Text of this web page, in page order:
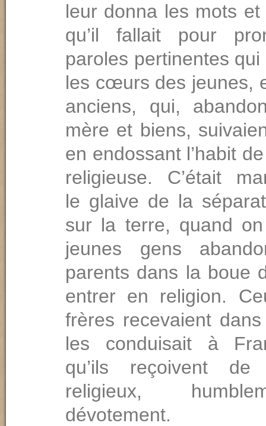
leur donna les mots et
qu’il fallait pour
paroles pertinentes
les cœurs des jeunes,
anciens, qui,
mère et biens,
en endossant l’habit
religieuse. C’était
le glaive de la
sur la terre, quand
jeunes gens
parents dans la boue
entrer en religion.
frères recevaient dans
les conduisait à
qu’ils reçoivent de
religieux,
dévotement.